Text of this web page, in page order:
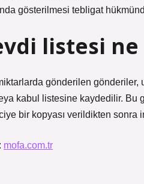
gösterilmesi tebligat
listesi
gönderilen
kabul listesine kaydedilir. Bu
bir kopyası verildikten sonra
mofa.com.tr